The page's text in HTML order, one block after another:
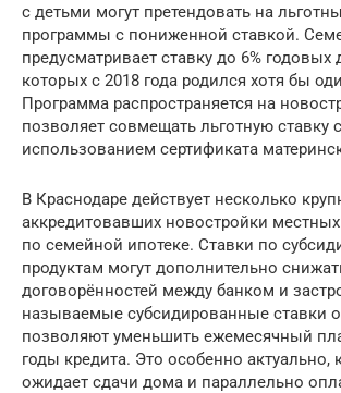
с детьми могут претендовать на
программы с пониженной ставкой.
предусматривает ставку до 6% годовых
которых с 2018 года родился хотя бы
Программа распространяется на
позволяет совмещать льготную ставку с
использованием сертификата
В Краснодаре действует несколько
аккредитовавших новостройки
по семейной ипотеке. Ставки по
продуктам могут дополнительно
договорённостей между банком и
называемые субсидированные ставки
позволяют уменьшить ежемесячный
годы кредита. Это особенно актуально,
ожидает сдачи дома и параллельно